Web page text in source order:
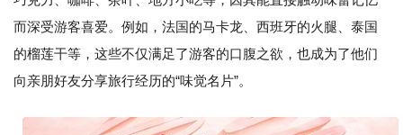
而深受游客喜爱。例如，法国的马卡龙、西班牙的火腿、泰国
的榴莲干等，这些不仅满足了游客的口腹之欲，也成为了他们
向亲朋好友分享旅行经历的“味觉名片”。